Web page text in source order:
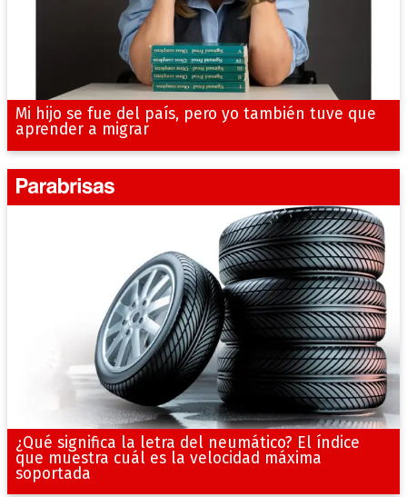
Mi hijo se fue del país, pero yo también tuve que
aprender a migrar
¿Qué significa la letra del neumático? El índice
que muestra cuál es la velocidad máxima
soportada